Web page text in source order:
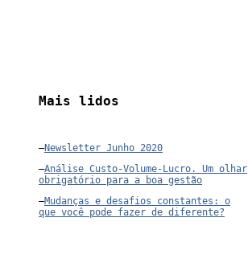
Mais lidos
–Newsletter Junho 2020
–Análise Custo-Volume-Lucro. Um olhar
obrigatório para a boa gestão
–Mudanças e desafios constantes: o
que você pode fazer de diferente?